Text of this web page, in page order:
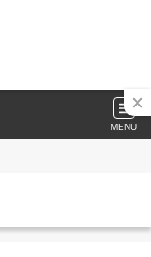
MENU